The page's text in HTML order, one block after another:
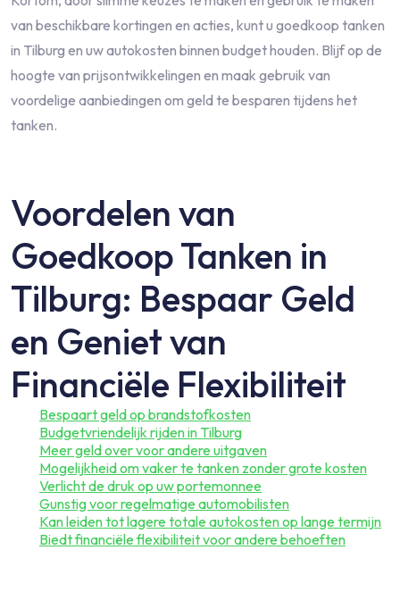
van beschikbare kortingen en acties, kunt u goedkoop tanken
in Tilburg en uw autokosten binnen budget houden. Blijf op de
hoogte van prijsontwikkelingen en maak gebruik van
voordelige aanbiedingen om geld te besparen tijdens het
tanken.
Voordelen van
Goedkoop Tanken in
Tilburg: Bespaar Geld
en Geniet van
Financiële Flexibiliteit
Bespaart geld op brandstofkosten
Budgetvriendelijk rijden in Tilburg
Meer geld over voor andere uitgaven
Mogelijkheid om vaker te tanken zonder grote kosten
Verlicht de druk op uw portemonnee
Gunstig voor regelmatige automobilisten
Kan leiden tot lagere totale autokosten op lange termijn
Biedt financiële flexibiliteit voor andere behoeften